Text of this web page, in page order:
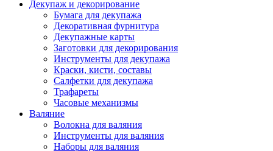
Декупаж и декорирование
Бумага для декупажа
Декоративная фурнитура
Декупажные карты
Заготовки для декорирования
Инструменты для декупажа
Краски, кисти, составы
Салфетки для декупажа
Трафареты
Часовые механизмы
Валяние
Волокна для валяния
Инструменты для валяния
Наборы для валяния